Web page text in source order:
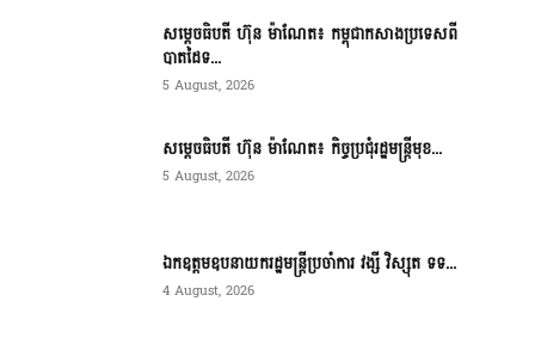
សម្ដេចធិបតី ហ៊ុន ម៉ាណែត៖ កម្ពុជាកសាងប្រទេសពី
បាតដៃទ...
5 August, 2026
សម្ដេចធិបតី ហ៊ុន ម៉ាណែត៖ កិច្ចប្រជុំរដ្ឋមន្ត្រីមុខ...
5 August, 2026
ឯកឧត្តមឧបនាយករដ្ឋមន្ត្រីប្រចាំការ វង្សី វិស្សុត ទទ...
4 August, 2026